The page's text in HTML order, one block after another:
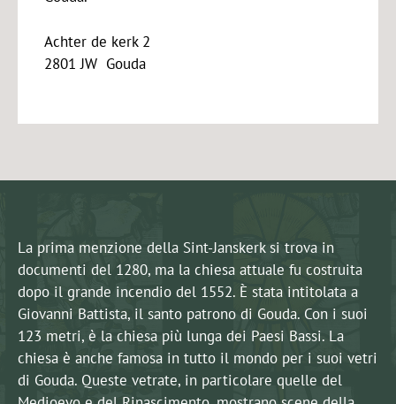
Achter de kerk 2
2801 JW Gouda
La prima menzione della Sint-Janskerk si trova in
documenti del 1280, ma la chiesa attuale fu costruita
dopo il grande incendio del 1552. È stata intitolata a
Giovanni Battista, il santo patrono di Gouda. Con i suoi
123 metri, è la chiesa più lunga dei Paesi Bassi. La
chiesa è anche famosa in tutto il mondo per i suoi vetri
di Gouda. Queste vetrate, in particolare quelle del